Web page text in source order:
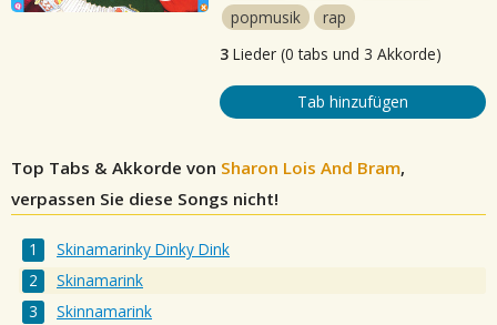
popmusik
rap
3 Lieder (0 tabs und 3 Akkorde)
Tab hinzufügen
Top Tabs & Akkorde von Sharon Lois And Bram,
verpassen Sie diese Songs nicht!
Skinamarinky Dinky Dink
Skinamarink
Skinnamarink